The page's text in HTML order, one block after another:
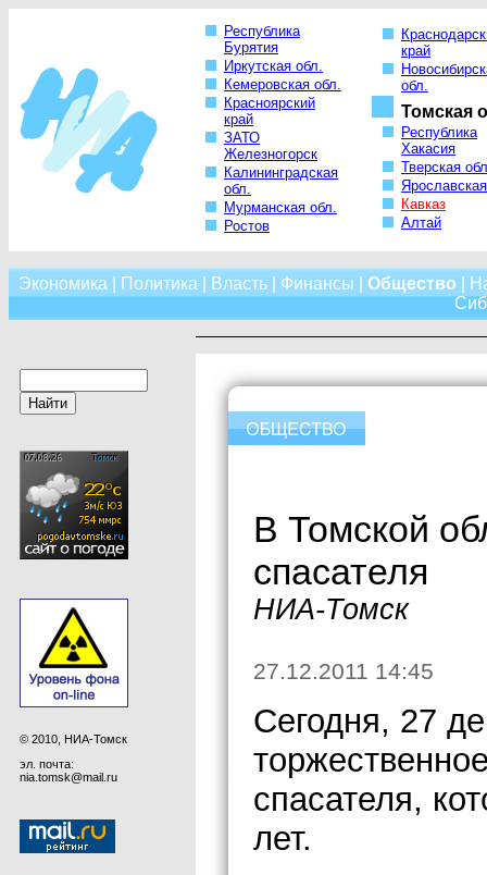
Республика
Бурятия
Иркутская обл.
Кемеровская обл.
Красноярский
край
ЗАТО
Железногорск
Калининградская
обл.
Мурманская обл.
Ростов
край
обл.
Томская
Республика
Хакасия
Тверская
Кавказ
Алтай
Экономика Политика Власть| Финансы Общество
© 2010, НИА-Томск
эл. почта:
nia.tomsk@mail.ru
В Томской
спасателя
НИА-Томск
27.12.2011 14:45
Сегодня, 27
спасателя,
лет.